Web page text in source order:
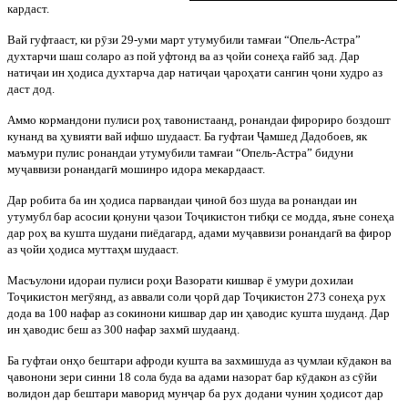
кардаст.
Вай гуфтааст, ки рӯзи 29-уми март утумубили тамғаи “Опель-Астра”
духтарчи шаш соларо аз пой уфтонд ва аз ҷойи сонеҳа ғайб зад. Дар
натиҷаи ин ҳодиса духтарча дар натиҷаи ҷароҳати сангин ҷони худро аз
даст дод.
Аммо кормандони пулиси роҳ тавонистаанд, ронандаи фирориро боздошт
кунанд ва ҳувияти вай ифшо шудааст. Ба гуфтаи Ҷамшед Дадобоев, як
маъмури пулис ронандаи утумубили тамғаи “Опель-Астра” бидуни
муҷаввизи ронандагӣ мошинро идора мекардааст.
Дар робита ба ин ҳодиса парвандаи ҷиноӣ боз шуда ва ронандаи ин
утумубл бар асосии қонуни ҷазои Тоҷикистон тибқи се модда, яъне сонеҳа
дар роҳ ва кушта шудани пиёдагард, адами муҷаввизи ронандагӣ ва фирор
аз ҷойи ҳодиса муттаҳм шудааст.
Масъулони идораи пулиси роҳи Вазорати кишвар ё умури дохилаи
Тоҷикистон мегӯянд, аз аввали соли ҷорӣ дар Тоҷикистон 273 сонеҳа рух
дода ва 100 нафар аз сокинони кишвар дар ин ҳаводис кушта шуданд. Дар
ин ҳаводис беш аз 300 нафар захмӣ шудаанд.
Ба гуфтаи онҳо бештари афроди кушта ва захмишуда аз ҷумлаи кӯдакон ва
ҷавонони зери синни 18 сола буда ва адами назорат бар кӯдакон аз сӯйи
волидон дар бештари маворид мунҷар ба рух додани чунин ҳодисот дар